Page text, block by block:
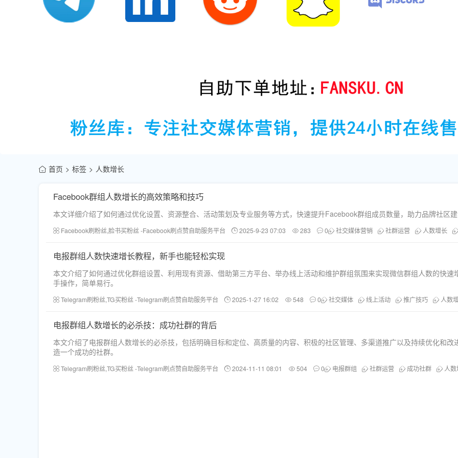
首页 标签 人数增长
Facebook群组人数增长的高效策略和技巧
本文详细介绍了如何通过优化设置、资源整合、活动策划及专业服务等方式，快速提升Facebook群组成员数量，助力品牌社区
Facebook刷粉丝,脸书买粉丝 -Facebook刷点赞自助服务平台 2025-9-23 07:03 283 0 社交媒体营销 社群运营 人数增长
电报群组人数快速增长教程，新手也能轻松实现
本文介绍了如何通过优化群组设置、利用现有资源、借助第三方平台、举办线上活动和维护群组氛围来实现微信群组人数的快速
手操作，简单易行。
Telegram刷粉丝,TG买粉丝 -Telegram刷点赞自助服务平台 2025-1-27 16:02 548 0 社交媒体 线上活动 推广技巧 人数
电报群组人数增长的必杀技：成功社群的背后
本文介绍了电报群组人数增长的必杀技，包括明确目标和定位、高质量的内容、积极的社区管理、多渠道推广以及持续优化和改
造一个成功的社群。
Telegram刷粉丝,TG买粉丝 -Telegram刷点赞自助服务平台 2024-11-11 08:01 504 0 电报群组 社群运营 成功社群 人